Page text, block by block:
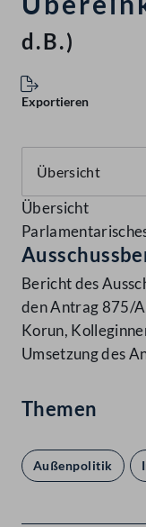
d.B.)
Exportieren
Übersicht
Bericht des
den Antrag 875/
Korun,
Umsetzung des
Themen
Außenpolitik